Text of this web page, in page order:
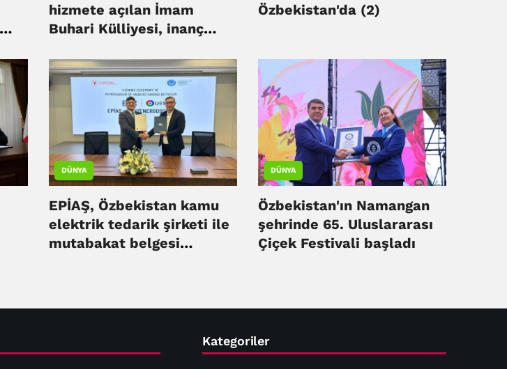
hizmete açılan İmam
Buhari Külliyesi, inanç
oldu
Özbekistan'da (2)
DÜNYA
EPİAŞ, Özbekistan kamu
elektrik tedarik şirketi ile
mutabakat belgesi
DÜNYA
Özbekistan'ın Namangan
şehrinde 65. Uluslararası
Çiçek Festivali başladı
Kategoriler